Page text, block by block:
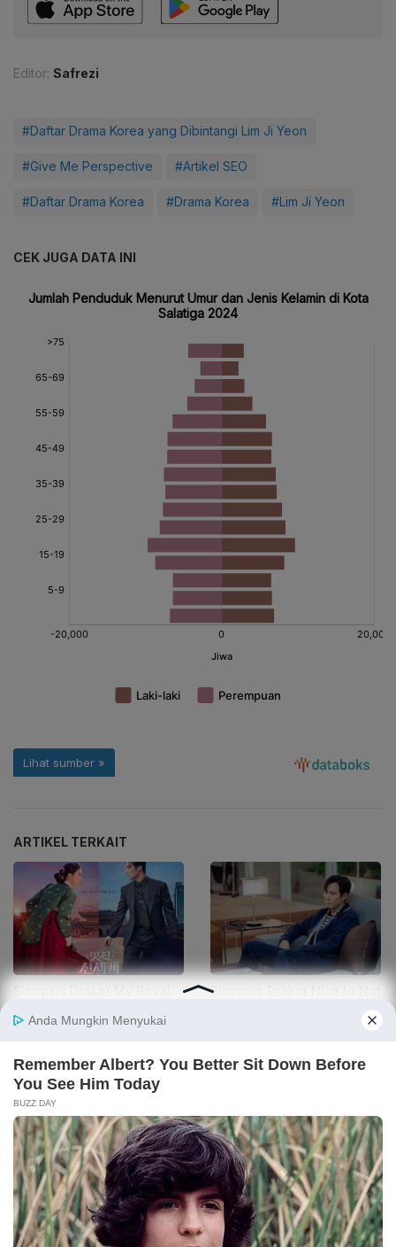
Editor: Safrezi
#Daftar Drama Korea yang Dibintangi Lim Ji Yeon
#Give Me Perspective #Artikel SEO
#Daftar Drama Korea #Drama Korea #Lim Ji Yeon
CEK JUGA DATA INI
ARTIKEL TERKAIT
Sinopsis Drakor My Royal
Dirasuki Selir Era Joseon
Sinopsis Drakor Nice to Not
Sinopsis The Tale of Lady
Ok, Drama Korea Terbaru
Lim Ji Yeon
7 Potret Saat Lee Do Hyun
dan Lim Ji Yeon Kencan,
Rayakan White Day